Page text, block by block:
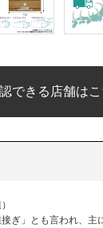
できる店舗はこ
ぎ」とも言われ、主